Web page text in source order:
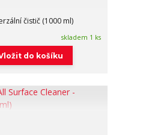
čistič (1000 ml)
skladem 1 ks
do košíku